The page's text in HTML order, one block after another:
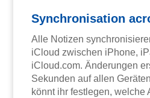
Synchronisation
Alle Notizen
iCloud zwischen iPhone,
iCloud.com. Änderungen
Sekunden auf allen
könnt ihr festlegen, welche